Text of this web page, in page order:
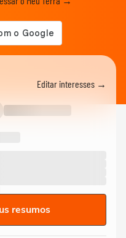
Editar interesses →
resumos